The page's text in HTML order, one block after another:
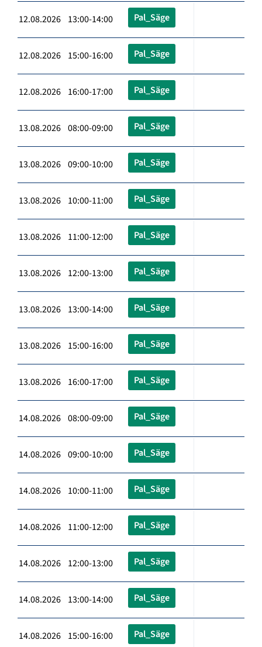
12.08.2026 13:00-14:00 Pal_Säge
12.08.2026 15:00-16:00 Pal_Säge
12.08.2026 16:00-17:00 Pal_Säge
13.08.2026 08:00-09:00 Pal_Säge
13.08.2026 09:00-10:00 Pal_Säge
13.08.2026 10:00-11:00 Pal_Säge
13.08.2026 11:00-12:00 Pal_Säge
13.08.2026 12:00-13:00 Pal_Säge
13.08.2026 13:00-14:00 Pal_Säge
13.08.2026 15:00-16:00 Pal_Säge
13.08.2026 16:00-17:00 Pal_Säge
14.08.2026 08:00-09:00 Pal_Säge
14.08.2026 09:00-10:00 Pal_Säge
14.08.2026 10:00-11:00 Pal_Säge
14.08.2026 11:00-12:00 Pal_Säge
14.08.2026 12:00-13:00 Pal_Säge
14.08.2026 13:00-14:00 Pal_Säge
14.08.2026 15:00-16:00 Pal_Säge